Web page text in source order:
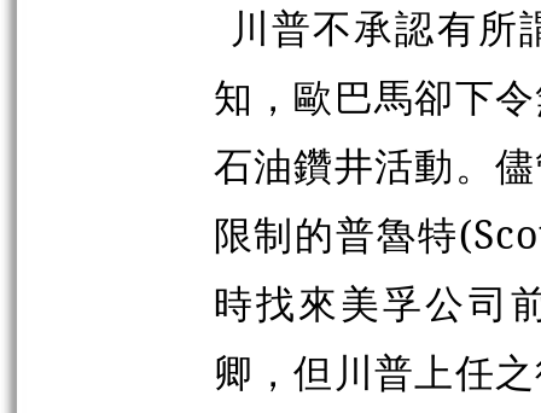
川普不承認有所
知，歐巴馬卻下
石油鑽井活動。
限制的普魯特
時找來美孚公司
卿，但川普上任